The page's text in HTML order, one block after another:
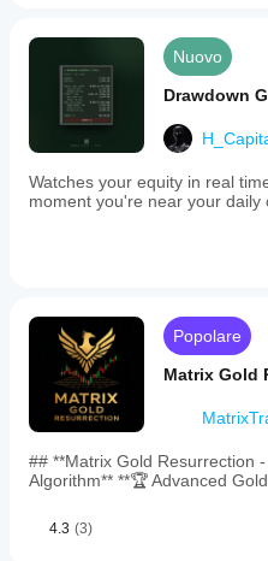
Nuovo
Drawdown
Watches your equity in real
moment you're near your daily
Popolare
Matrix Gold
## **Matrix Gold Resurrection
Algorithm** **🏆 Advanced
4.3 (3)